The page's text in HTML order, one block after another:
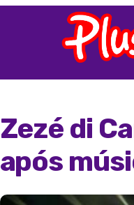
Zezé di
após